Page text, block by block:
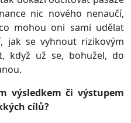
nic nového nenaučí,
mohou oni sami udělat
jak se vyhnout rizikovým
když už se, bohužel, do
výsledkem či výstupem
cílů?